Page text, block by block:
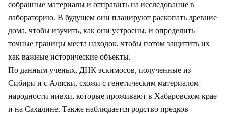
собранные материалы и отправить на исследование в
лабораторию. В будущем они планируют раскопать древние
дома, чтобы изучить, как они устроены, и определить
точные границы места находок, чтобы потом защитить их
как важные исторические объекты.
По данным ученых, ДНК эскимосов, полученные из
Сибири и с Аляски, схожи с генетическим материалом
народности нивхи, которые проживают в Хабаровском крае
и на Сахалине. Также наблюдается родство предков